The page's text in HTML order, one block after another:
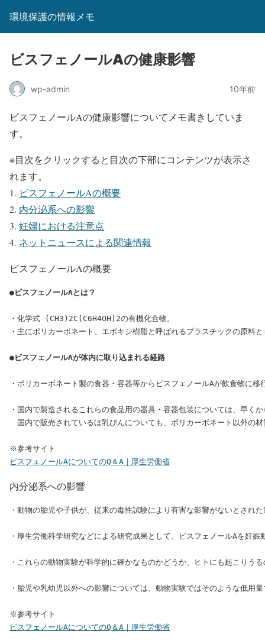
環境保護の情報メモ
ビスフェノールAの健康影響
wp-admin 10年前
ビスフェノールAの健康影響についてメモ書きしていま
す。
※目次をクリックすると目次の下部にコンテンツが表示さ
れます。
ビスフェノールAの概要
内分泌系への影響
妊婦における注意点
ネットニュースによる関連情報
ビスフェノールAの概要
●ビスフェノールAとは？
・化学式 (CH3)2C(C6H4OH)2の有機化合物。
・主にポリカーボネート、エポキシ樹脂と呼ばれるプラスチックの原料
●ビスフェノールAが体内に取り込まれる経路
・ポリカーボネート製の食器・容器等からビスフェノールAが飲食物に
・国内で製造されるこれらの食品用の器具・容器包装については、早く
国内で販売されているほ乳びんについても、ポリカーボネート以外の
ビスフェノールAについてのQ＆A｜厚生労働省
内分泌系への影響
・動物の胎児や子供が、従来の毒性試験により有害な影響がないとさ
・厚生労働科学研究などによる研究成果として、ビスフェノールAを妊
・これらの動物実験が科学的に確かなものかどうか、ヒトにも起こり
・胎児や乳幼児以外への影響については、動物実験ではそのような低
ビスフェノールAについてのQ＆A｜厚生労働省